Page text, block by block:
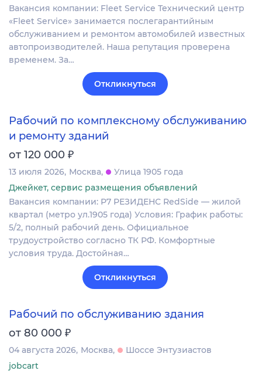
Вакансия компании: Fleet Service Технический центр
«Fleet Service» занимается послегарантийным
обслуживанием и ремонтом автомобилей известных
автопроизводителей. Наша репутация проверена
временем. За…
Откликнуться
Рабочий по комплексному обслуживанию
и ремонту зданий
от 120 000 ₽
13 июля 2026 Москва
Улица 1905 года
Джейкет, сервис размещения объявлений
Вакансия компании: Р7 РЕЗИДЕНС RedSide — жилой
квартал (метро ул.1905 года) Условия: График работы:
5/2, полный рабочий день. Официальное
трудоустройство согласно ТК РФ. Комфортные
условия труда. Достойная…
Откликнуться
Рабочий по обслуживанию здания
от 80 000 ₽
04 августа 2026 Москва
Шоссе Энтузиастов
jobcart